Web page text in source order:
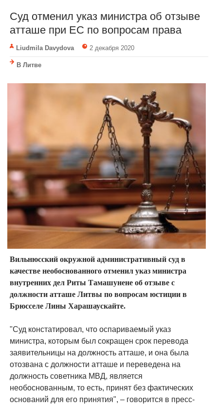
Суд отменил указ министра об отзыве
атташе при ЕС по вопросам права
Liudmila Davydova 2 декабря 2020
В Литве
Вильнюсский окружной административный суд в
качестве необоснованного отменил указ министра
внутренних дел Риты Тамашунене об отзыве с
должности атташе Литвы по вопросам юстиции в
Брюсселе Лины Харашаускайте.
"Суд констатировал, что оспариваемый указ
министра, которым был сокращен срок перевода
заявительницы на должность атташе, и она была
отозвана с должности атташе и переведена на
должность советника МВД, является
необоснованным, то есть, принят без фактических
оснований для его принятия", – говорится в пресс-